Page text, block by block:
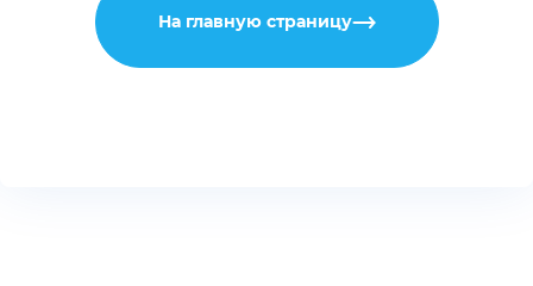
На главную страницу